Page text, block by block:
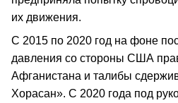
их движения.
С 2015 по 2020 год на фоне
давления со стороны США
Афганистана и талибы
Хорасан». С 2020 года под